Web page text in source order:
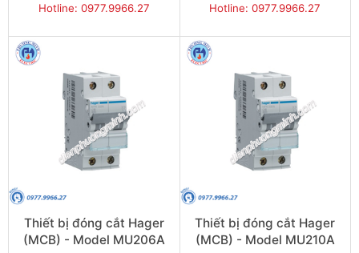
Hotline: 0977.9966.27 Hotline: 0977.9966.27
Thiết bị đóng cắt Hager
(MCB) - Model MU206A
Thiết bị đóng cắt Hager
(MCB) - Model MU210A